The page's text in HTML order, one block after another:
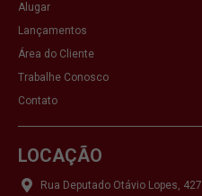
Alugar
Lançamentos
Área do Cliente
Trabalhe Conosco
Contato
LOCAÇÃO
Rua Deputado Otávio Lopes, 427